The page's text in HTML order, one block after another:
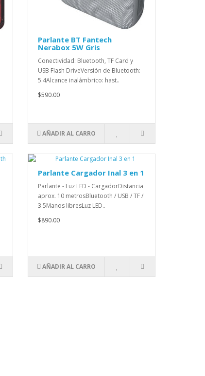
Parlante BT Fantech
Nerabox 5W Gris
Conectividad: Bluetooth, TF Card y
USB Flash DriveVersión de Bluetooth:
5.4Alcance inalámbrico: hast..
$590.00
AÑADIR AL CARRO
Parlante Cargador Inal 3 en 1
Parlante - Luz LED - CargadorDistancia
aprox. 10 metrosBluetooth / USB / TF /
3.5Manos libresLuz LED..
$890.00
AÑADIR AL CARRO